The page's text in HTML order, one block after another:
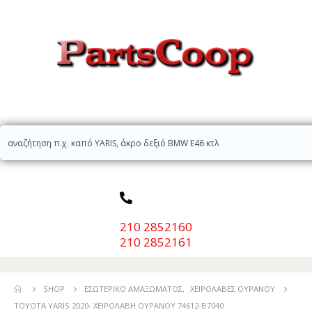
210 2852160
210 2852161
SHOP ΕΣΩΤΕΡΙΚΌ ΑΜΑΞΏΜΑΤΟΣ, ΧΕΙΡΟΛΑΒΈΣ ΟΥΡΑΝΟΎ
TOYOTA YARIS 2020- ΧΕΙΡΟΛΑΒΗ ΟΥΡΑΝΟΥ 74612-B7040